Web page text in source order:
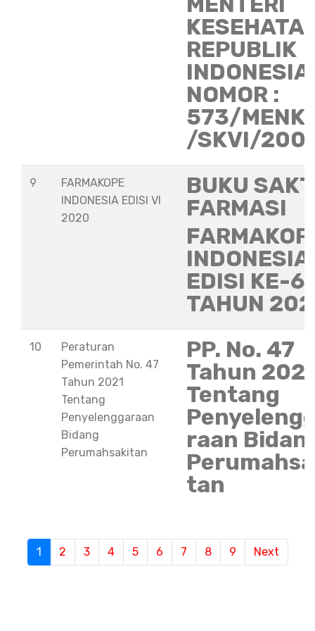
REPUBLIK
INDONESIA
NOMOR :
573/
/SKVI/
9
FARMAKOPE
INDONESIA EDISI VI
2020
BUKU
FARMASI
INDONESIA
EDISI KE-6
TAHUN
10
Peraturan
Pemerintah No. 47
Tahun 2021
Tentang
Penyelenggaraan
Bidang
Perumahsakitan
PP. No. 47
Tahun
Tentang
raan
tan
1 (current)
2 3 4 5 6 7 8 9 Next
S
e